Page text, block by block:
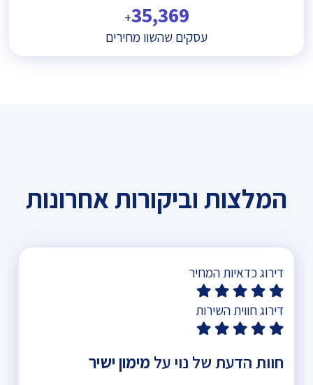
35,369
+
עסקים שהשוו מחירים
המלצות וביקורות אחרונות
דירוג כדאיות המחיר
דירוג חווית השירות
חוות הדעת של נוי על מימון ישיר